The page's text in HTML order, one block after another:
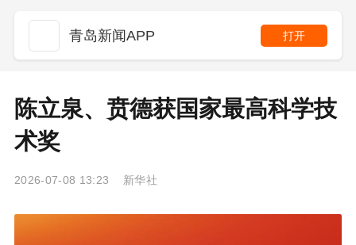
青岛新闻APP 打开
陈立泉、贲德获国家最高科学技
术奖
2026-07-08 13:23 新华社